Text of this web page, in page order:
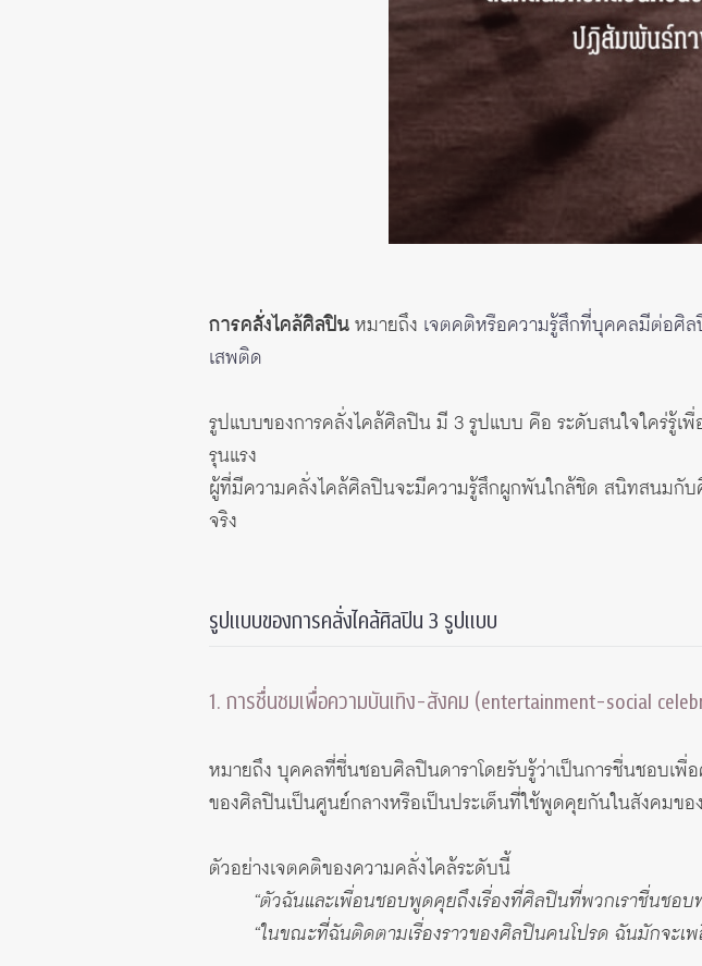
การคลั่งไคล้ศิลปินหมายถึง เจตคติหรือความรู้สึกที่บุคคลมีต่อศิ
เสพติด
รูปแบบของการคลั่งไคล้ศิลปิน มี 3 รูปแบบ คือ ระดับสนใจใคร่รู้
รุนแรง
ผู้ที่มีความคลั่งไคล้ศิลปินจะมีความรู้สึกผูกพันใกล้ชิด สนิทสนมกั
จริง
รูปแบบของการคลั่งไคล้ศิลปิน 3 รูปแบบ
1. การชื่นชมเพื่อความบันเทิง-สังคม (entertainment-social
หมายถึง บุคคลที่ชื่นชอบศิลปินดาราโดยรับรู้ว่าเป็นการชื่นชอบเพื่
ของศิลปินเป็นศูนย์กลางหรือเป็นประเด็นที่ใช้พูดคุยกันในสังคมข
ตัวอย่างเจตคติของความคลั่งไคล้ระดับนี้
“ตัวฉันและเพื่อนชอบพูดคุยถึงเรื่องที่ศิลปินที่พวกเราชื่นชอบ
“ในขณะที่ฉันติดตามเรื่องราวของศิลปินคนโปรด ฉันมักจะเพ